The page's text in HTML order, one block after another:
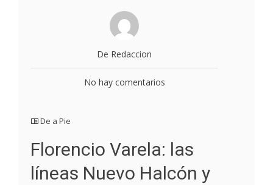
De Redaccion
No hay comentarios
De a Pie
Florencio Varela: las
líneas Nuevo Halcón y